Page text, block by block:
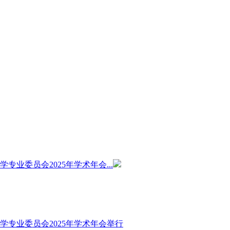
专业委员会2025年学术年会...
专业委员会2025年学术年会举行